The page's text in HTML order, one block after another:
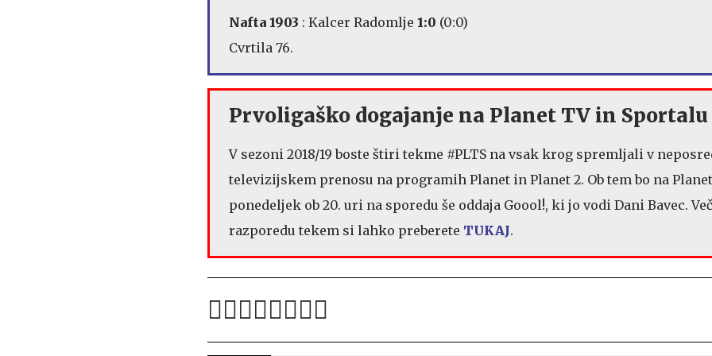
Nafta 1903 : Kalcer Radomlje 1:0 (0:0)
Cvrtila 76.
Prvoligaško dogajanje na Planet TV in Sportalu
V sezoni 2018/19 boste štiri tekme #PLTS na vsak krog spremljali v
televizijskem prenosu na programih Planet in Planet 2. Ob tem bo na
ponedeljek ob 20. uri na sporedu še oddaja Goool!, ki jo vodi Dani Bavec.
razporedu tekem si lahko preberete TUKAJ.